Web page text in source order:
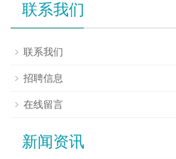
联系我们
联系我们
招聘信息
在线留言
新闻资讯